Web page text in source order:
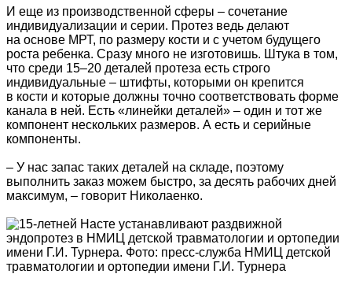
И еще из производственной сферы – сочетание
индивидуализации и серии. Протез ведь делают
на основе МРТ, по размеру кости и с учетом будущего
роста ребенка. Сразу много не изготовишь. Штука в том,
что среди 15–20 деталей протеза есть строго
индивидуальные – штифты, которыми он крепится
в кости и которые должны точно соответствовать форме
канала в ней. Есть «линейки деталей» – один и тот же
компонент нескольких размеров. А есть и серийные
компоненты.
– У нас запас таких деталей на складе, поэтому
выполнить заказ можем быстро, за десять рабочих дней
максимум, – говорит Николаенко.